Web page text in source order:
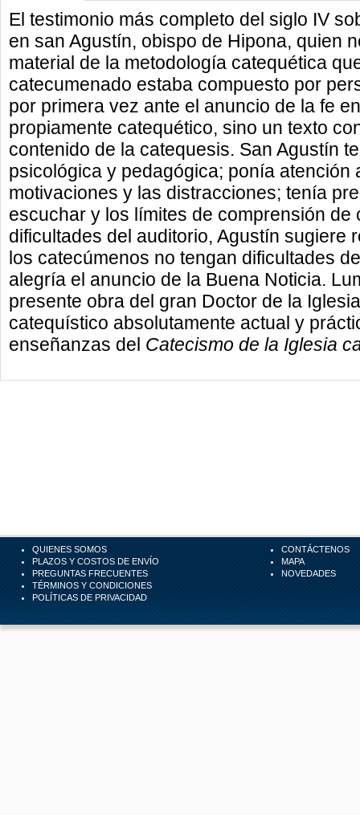
El testimonio más completo del siglo IV
en san Agustín, obispo de Hipona, quien
material de la metodología catequética
catecumenado estaba compuesto por
por primera vez ante el anuncio de la fe
propiamente catequético, sino un texto
contenido de la catequesis. San Agustín
psicológica y pedagógica; ponía atención
motivaciones y las distracciones; tenía
escuchar y los límites de comprensión de
dificultades del auditorio, Agustín sugiere
los catecúmenos no tengan dificultades
alegría el anuncio de la Buena Noticia.
presente obra del gran Doctor de la
catequístico absolutamente actual y
enseñanzas del Catecismo de la Iglesia
QUIENES SOMOS
PLAZOS Y COSTOS DE ENVÍO
PREGUNTAS FRECUENTES
TÉRMINOS Y CONDICIONES
POLÍTICAS DE PRIVACIDAD
CONTÁCTENOS
MAPA
NOVEDADES